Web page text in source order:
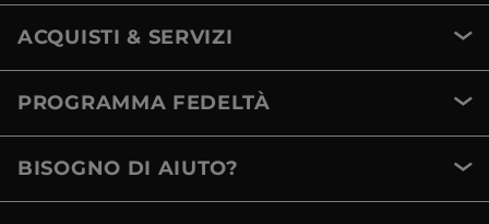
ACQUISTI & SERVIZI
PROGRAMMA FEDELTÀ
BISOGNO DI AIUTO?